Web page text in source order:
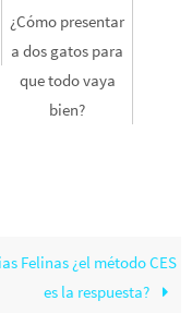
¿Cómo presentar
a dos gatos para
que todo vaya
bien?
Felinas ¿el método CES
es la respuesta?